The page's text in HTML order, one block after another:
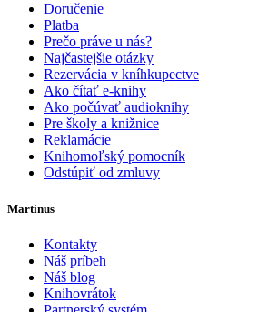
Doručenie
Platba
Prečo práve u nás?
Najčastejšie otázky
Rezervácia v kníhkupectve
Ako čítať e-knihy
Ako počúvať audioknihy
Pre školy a knižnice
Reklamácie
Knihomoľský pomocník
Odstúpiť od zmluvy
Martinus
Kontakty
Náš príbeh
Náš blog
Knihovrátok